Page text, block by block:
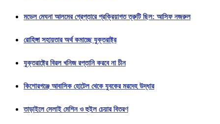
মডেল মেঘনা আলমের গ্রেপ্তারে প্রক্রিয়াগত ত্রুটি ছিল: আসিফ নজরুল
রোহিঙ্গা সহায়তার অর্থ কমাচ্ছে যুক্তরাষ্ট্র
যুক্তরাষ্ট্রে বিরল খনিজ রপ্তানি করবে না চীন
কিশোরগঞ্জে আবাসিক হোটেল থেকে যুবকের মরদেহ উদ্ধার
তাড়াইলে সেলাই মেশিন ও হুইল চেয়ার বিতরণ